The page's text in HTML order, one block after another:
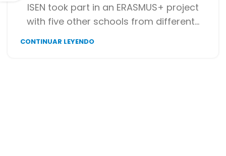
ISEN took part in an ERASMUS+ project
with five other schools from different...
CONTINUAR LEYENDO